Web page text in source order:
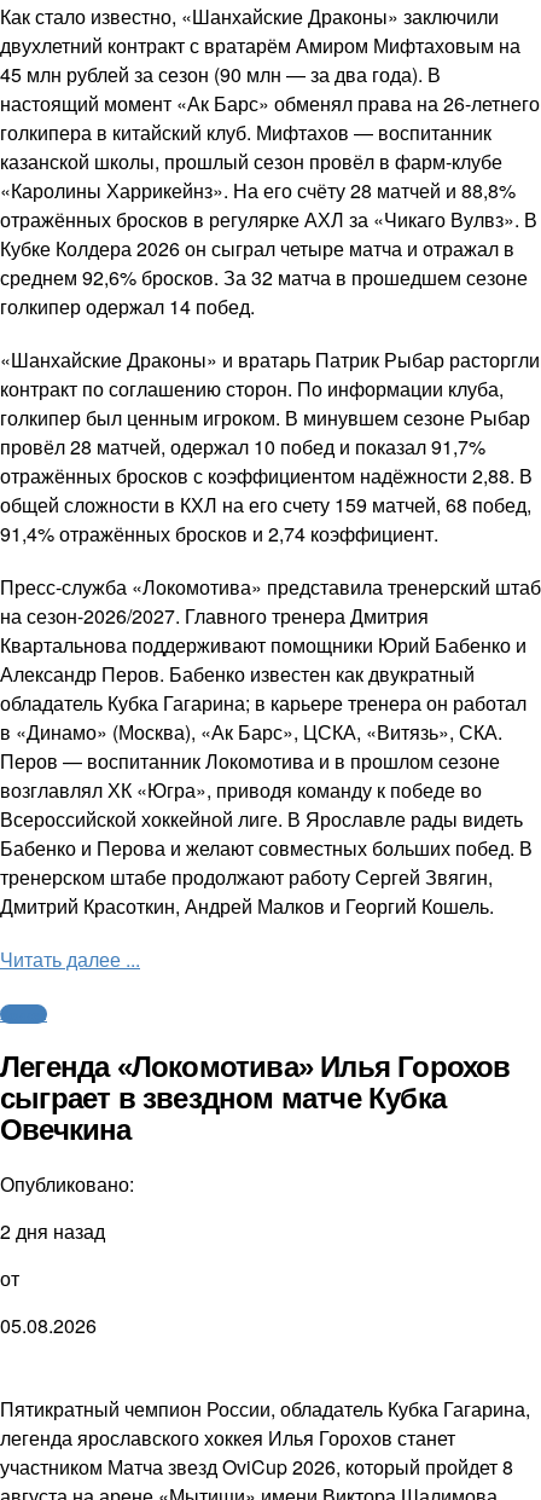
Как стало известно, «Шанхайские Драконы» заключили
двухлетний контракт с вратарём Амиром Мифтаховым на
45 млн рублей за сезон (90 млн — за два года). В
настоящий момент «Ак Барс» обменял права на 26-летнего
голкипера в китайский клуб. Мифтахов — воспитанник
казанской школы, прошлый сезон провёл в фарм-клубе
«Каролины Харрикейнз». На его счёту 28 матчей и 88,8%
отражённых бросков в регулярке АХЛ за «Чикаго Вулвз». В
Кубке Колдера 2026 он сыграл четыре матча и отражал в
среднем 92,6% бросков. За 32 матча в прошедшем сезоне
голкипер одержал 14 побед.
«Шанхайские Драконы» и вратарь Патрик Рыбар расторгли
контракт по соглашению сторон. По информации клуба,
голкипер был ценным игроком. В минувшем сезоне Рыбар
провёл 28 матчей, одержал 10 побед и показал 91,7%
отражённых бросков с коэффициентом надёжности 2,88. В
общей сложности в КХЛ на его счету 159 матчей, 68 побед,
91,4% отражённых бросков и 2,74 коэффициент.
Пресс-служба «Локомотива» представила тренерский штаб
на сезон-2026/2027. Главного тренера Дмитрия
Квартальнова поддерживают помощники Юрий Бабенко и
Александр Перов. Бабенко известен как двукратный
обладатель Кубка Гагарина; в карьере тренера он работал
в «Динамо» (Москва), «Ак Барс», ЦСКА, «Витязь», СКА.
Перов — воспитанник Локомотива и в прошлом сезоне
возглавлял ХК «Югра», приводя команду к победе во
Всероссийской хоккейной лиге. В Ярославле рады видеть
Бабенко и Перова и желают совместных больших побед. В
тренерском штабе продолжают работу Сергей Звягин,
Дмитрий Красоткин, Андрей Малков и Георгий Кошель.
Читать далее ...
Хоккей
Легенда «Локомотива» Илья Горохов
сыграет в звездном матче Кубка
Овечкина
Опубликовано:
2 дня назад
от
05.08.2026
Пятикратный чемпион России, обладатель Кубка Гагарина,
легенда ярославского хоккея Илья Горохов станет
участником Матча звезд OviCup 2026, который пройдет 8